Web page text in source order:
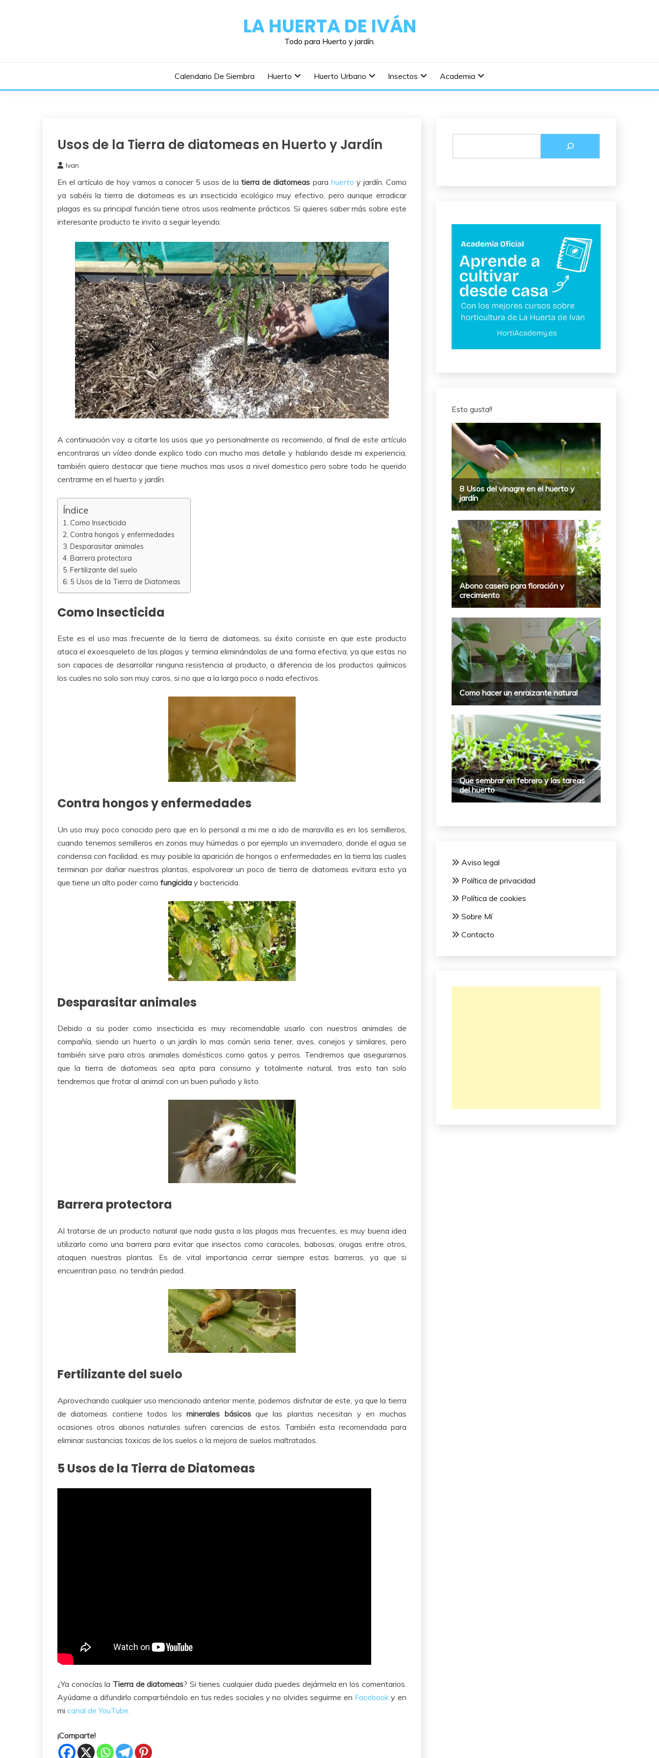
LA HUERTA DE IVÁN
Todo para Huerto y jardín.
Calendario De Siembra Huerto Huerto Urbano Insectos Academia
Huerto
Usos de la Tierra de diatomeas en Huerto y Jardín
marzo,
2018
Ivan
En el artículo de hoy vamos a conocer 5 usos de latierra de diatomeas para huerto y jardín. Como
ya sabéis la tierra de diatomeas es un insecticida ecológico muy efectivo, pero aunque erradicar
plagas es su principal función tiene otros usos realmente prácticos. Si quieres saber más sobre este
interesante producto te invito a seguir leyendo.
A continuación voy a citarte los usos que yo personalmente os recomiendo, al final de este artículo
encontraras un vídeo donde explico todo con mucho mas detalle y hablando desde mi experiencia,
también quiero destacar que tiene muchos mas usos a nivel domestico pero sobre todo he querido
centrarme en el huerto y jardín.
Índice
Como Insecticida
Contra hongos y enfermedades
Desparasitar animales
Barrera protectora
Fertilizante del suelo
5 Usos de la Tierra de Diatomeas
Como Insecticida
Este es el uso mas frecuente de la tierra de diatomeas, su éxito consiste en que este producto
ataca el exoesqueleto de las plagas y termina eliminándolas de una forma efectiva, ya que estas no
son capaces de desarrollar ninguna resistencia al producto, a diferencia de los productos químicos
los cuales no solo son muy caros, si no que a la larga poco o nada efectivos.
Contra hongos y enfermedades
Un uso muy poco conocido pero que en lo personal a mi me a ido de maravilla es en los semilleros,
cuando tenemos semilleros en zonas muy húmedas o por ejemplo un invernadero, donde el agua se
condensa con facilidad, es muy posible la aparición de hongos o enfermedades en la tierra las cuales
terminan por dañar nuestras plantas, espolvorear un poco de tierra de diatomeas evitara esto ya
que tiene un alto poder como fungicida y bactericida.
Desparasitar animales
Debido a su poder como insecticida es muy recomendable usarlo con nuestros animales de
compañía, siendo un huerto o un jardín lo mas común seria tener, aves, conejos y similares, pero
también sirve para otros animales domésticos como gatos y perros. Tendremos que asegurarnos
que la tierra de diatomeas sea apta para consumo y totalmente natural, tras esto tan solo
tendremos que frotar al animal con un buen puñado y listo.
Barrera protectora
Al tratarse de un producto natural que nada gusta a las plagas mas frecuentes, es muy buena idea
utilizarlo como una barrera para evitar que insectos como caracoles, babosas, orugas entre otros,
ataquen nuestras plantas. Es de vital importancia cerrar siempre estas barreras, ya que si
encuentran paso, no tendrán piedad.
Fertilizante del suelo
Aprovechando cualquier uso mencionado anterior mente, podemos disfrutar de este, ya que la tierra
de diatomeas contiene todos losminerales básicosque las plantas necesitan y en muchas
ocasiones otros abonos naturales sufren carencias de estos. También esta recomendada para
eliminar sustancias toxicas de los suelos o la mejora de suelos maltratados.
5 Usos de la Tierra de Diatomeas
¿Ya conocías la Tierra de diatomeas? Si tienes cualquier duda puedes dejármela en los comentarios.
Ayúdame a difundirlo compartiéndolo en tus redes sociales y no olvides seguirme en Facebook y en
mi canal de YouTube.
¡Comparte!
Esto gusta!!
Aviso legal
Política de privacidad
Política de cookies
Sobre Mí
Contacto